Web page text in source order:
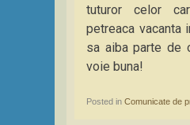
tuturor celor
petreaca vacanta
sa aiba parte de
voie buna!
Posted in Comunicate de